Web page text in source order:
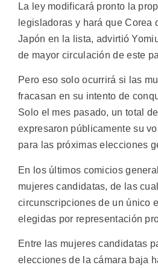
La ley modificará pronto la
legisladoras y hará que Corea
Japón en la lista, advirtió
de mayor circulación de este
Pero eso solo ocurrirá si las
fracasan en su intento de
Solo el mes pasado, un total
expresaron públicamente su
para las próximas elecciones
En los últimos comicios
mujeres candidatas, de las
circunscripciones de un único
elegidas por representación
Entre las mujeres candidatas
elecciones de la cámara baja